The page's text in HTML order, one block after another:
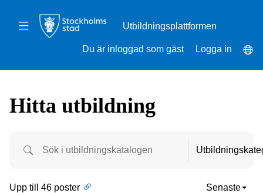
huvudinnehåll
Växla
navigeringDu är inloggad som gäst Logga in
Hitta utbildning
Upp till 46 poster Senaste